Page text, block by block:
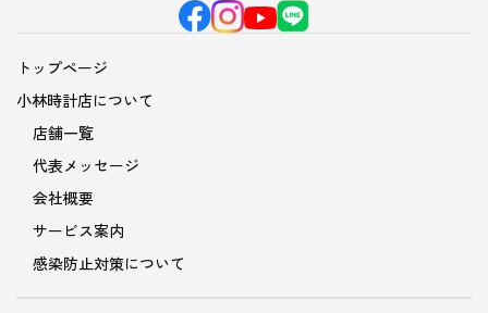
トップページ
小林時計店について
店舗一覧
代表メッセージ
会社概要
サービス案内
感染防止対策について